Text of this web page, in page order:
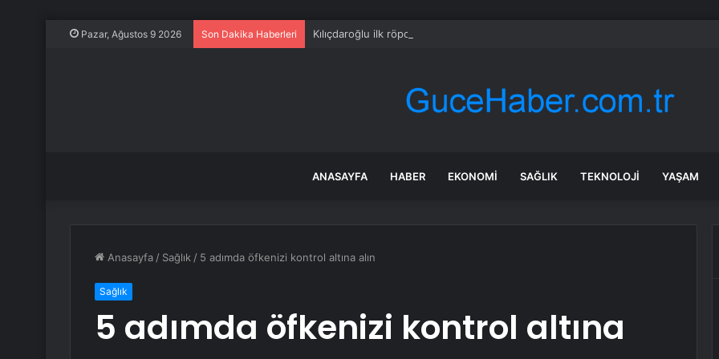
Pazar, Ağustos 9 2026 Son Dakika Haberleri Kılıçdaroğlu ilk röportajı verdi: İktidar yürüyüşümüz başlamıştır; arınacağız,
ANASAYFA HABER EKONOMI SAĞLIK TEKNOLOJI YAŞAM
Anasayfa / Sağlık / 5 adımda öfkenizi kontrol altına alın
Sağlık
5 adımda öfkenizi kontrol altına